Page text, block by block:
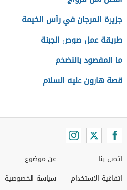
جزيرة المرجان في رأس الخيمة
طريقة عمل صوص الجبنة
ما المقصود بالتضخم
قصة هارون عليه السلام
اتصل بنا
اتفاقية الاستخدام
عن موضوع
سياسة الخصوصية